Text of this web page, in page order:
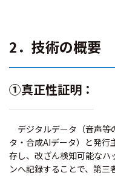
2．技術の概要
①真正性証明：
デジタルデータ（音声等
タ・合成AIデータ）と発行
存し、改ざん検知可能なハ
ンへ記録することで、第三